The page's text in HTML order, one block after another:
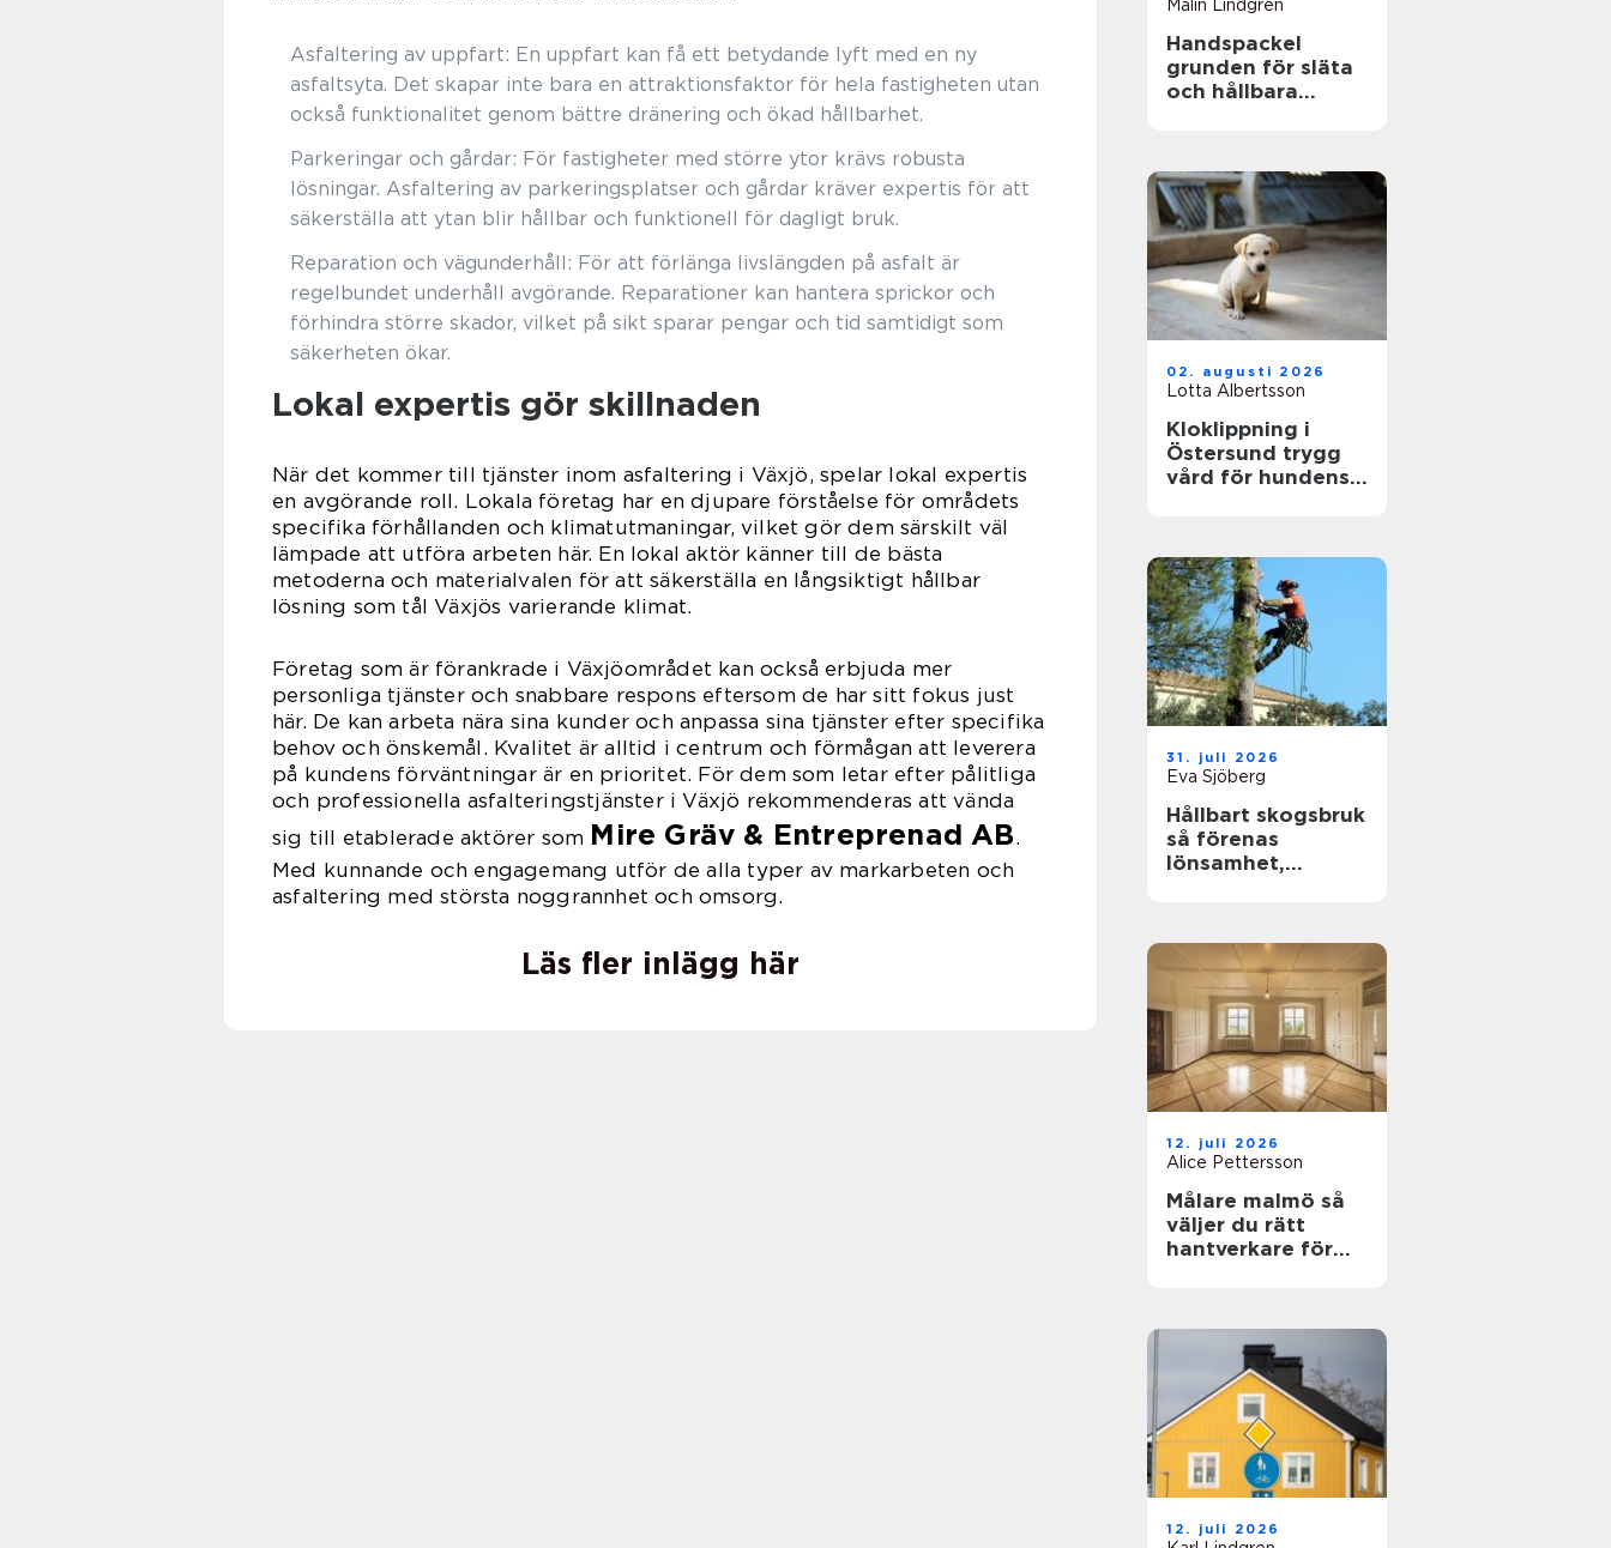
Asfaltering av uppfart: En uppfart kan få ett betydande lyft med en ny
asfaltsyta. Det skapar inte bara en attraktionsfaktor för hela fastigheten utan
också funktionalitet genom bättre dränering och ökad hållbarhet.
Parkeringar och gårdar: För fastigheter med större ytor krävs robusta
lösningar. Asfaltering av parkeringsplatser och gårdar kräver expertis för att
säkerställa att ytan blir hållbar och funktionell för dagligt bruk.
Reparation och vägunderhåll: För att förlänga livslängden på asfalt är
regelbundet underhåll avgörande. Reparationer kan hantera sprickor och
förhindra större skador, vilket på sikt sparar pengar och tid samtidigt som
säkerheten ökar.
Lokal expertis gör skillnaden
När det kommer till tjänster inom asfaltering i Växjö, spelar lokal expertis
en avgörande roll. Lokala företag har en djupare förståelse för områdets
specifika förhållanden och klimatutmaningar, vilket gör dem särskilt väl
lämpade att utföra arbeten här. En lokal aktör känner till de bästa
metoderna och materialvalen för att säkerställa en långsiktigt hållbar
lösning som tål Växjös varierande klimat.
Företag som är förankrade i Växjöområdet kan också erbjuda mer
personliga tjänster och snabbare respons eftersom de har sitt fokus just
här. De kan arbeta nära sina kunder och anpassa sina tjänster efter specifika
behov och önskemål. Kvalitet är alltid i centrum och förmågan att leverera
på kundens förväntningar är en prioritet. För dem som letar efter pålitliga
och professionella asfalteringstjänster i Växjö rekommenderas att vända
sig till etablerade aktörer som Mire Gräv & Entreprenad AB.
Med kunnande och engagemang utför de alla typer av markarbeten och
asfaltering med största noggrannhet och omsorg.
Läs fler inlägg här
Malin Lindgren
Handspackel
grunden för släta
och hållbara
02. augusti 2026
Lotta Albertsson
Kloklippning i
Östersund trygg
vård för hundens
31. juli 2026
Eva Sjöberg
Hållbart skogsbruk
så förenas
lönsamhet,
12. juli 2026
Alice Pettersson
Målare malmö så
väljer du rätt
hantverkare för
12. juli 2026